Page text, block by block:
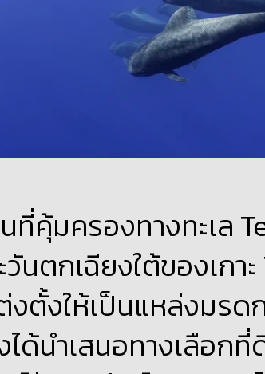
ที่คุ้มครองทางทะเล
วันตกเฉียงใต้ของเกา
งตั้งให้เป็นแหล่งมรด
ได้นำเสนอทางเลือก